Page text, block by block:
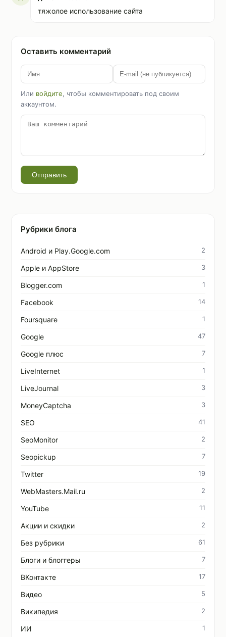
тяжолое использование сайта
Оставить комментарий
Или войдите, чтобы комментировать под своим
аккаунтом.
Отправить
Рубрики блога
Android и Play.Google.com 2
Apple и AppStore 3
Blogger.com 1
Facebook 14
Foursquare 1
Google 47
Google плюс 7
LiveInternet 1
LiveJournal 3
MoneyCaptcha 3
SEO 41
SeoMonitor 2
Seopickup 7
Twitter 19
WebMasters.Mail.ru 2
YouTube 11
Акции и скидки 2
Без рубрики 61
Блоги и блоггеры 7
ВКонтакте 17
Видео 5
Википедия 2
ИИ 1